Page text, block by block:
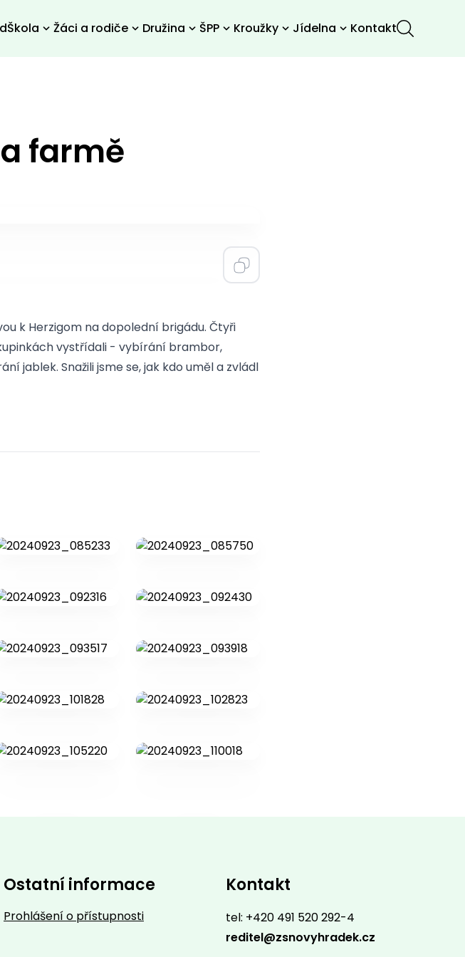
Škola Žáci a rodiče Družina ŠPP Kroužky Jídelna Kontakt
farmě
k Herzigom na dopolední brigádu. Čtyři
vystřídali - vybírání brambor,
jablek. Snažili jsme se, jak kdo uměl a zvládl
Ostatní informace
Prohlášení o přístupnosti
Kontakt
tel: +420 491 520 292-4
reditel@zsnovyhradek.cz